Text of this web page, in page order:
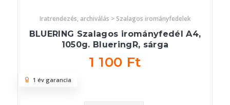
Iratrendezés, archiválás > Szalagos irományfedelek
BLUERING Szalagos irományfedél A4,
1050g. BlueringR, sárga
1 100 Ft
1 év garancia